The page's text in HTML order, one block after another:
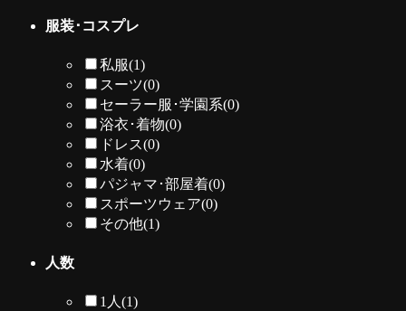
服装･コスプレ
私服(1)
スーツ(0)
セーラー服･学園系(0)
浴衣･着物(0)
ドレス(0)
水着(0)
パジャマ･部屋着(0)
スポーツウェア(0)
その他(1)
人数
1人(1)